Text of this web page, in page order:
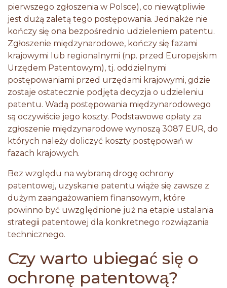
pierwszego zgłoszenia w Polsce), co niewątpliwie
jest dużą zaletą tego postępowania. Jednakże nie
kończy się ona bezpośrednio udzieleniem patentu.
Zgłoszenie międzynarodowe, kończy się fazami
krajowymi lub regionalnymi (np. przed Europejskim
Urzędem Patentowym), tj. oddzielnymi
postępowaniami przed urzędami krajowymi, gdzie
zostaje ostatecznie podjęta decyzja o udzieleniu
patentu. Wadą postępowania międzynarodowego
są oczywiście jego koszty. Podstawowe opłaty za
zgłoszenie międzynarodowe wynoszą 3087 EUR, do
których należy doliczyć koszty postępowań w
fazach krajowych.
Bez względu na wybraną drogę ochrony
patentowej, uzyskanie patentu wiąże się zawsze z
dużym zaangażowaniem finansowym, które
powinno być uwzględnione już na etapie ustalania
strategii patentowej dla konkretnego rozwiązania
technicznego.
Czy warto ubiegać się o
ochronę patentową?